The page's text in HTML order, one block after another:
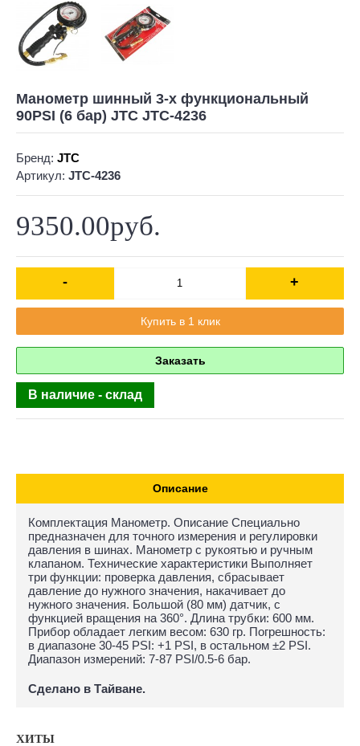
Манометр шинный 3-х функциональный
90PSI (6 бар) JTC JTC-4236
Бренд: JTC
Артикул: JTC-4236
9350.00руб.
- +
Купить в 1 клик
Заказать
В наличие - склад
Описание
Комплектация Манометр. Описание Специально
предназначен для точного измерения и регулировки
давления в шинах. Манометр с рукоятью и ручным
клапаном. Технические характеристики Выполняет
три функции: проверка давления, сбрасывает
давление до нужного значения, накачивает до
нужного значения. Большой (80 мм) датчик, с
функцией вращения на 360°. Длина трубки: 600 мм.
Прибор обладает легким весом: 630 гр. Погрешность:
в диапазоне 30-45 PSI: +1 PSI, в остальном ±2 PSI.
Диапазон измерений: 7-87 PSI/0.5-6 бар.
Сделано в Тайване.
ХИТЫ